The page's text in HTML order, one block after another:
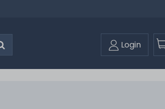
Login